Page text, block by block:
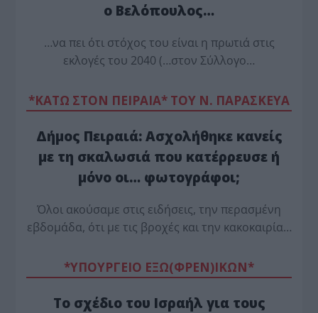
ο Βελόπουλος…
…να πει ότι στόχος του είναι η πρωτιά στις
εκλογές του 2040 (…στον Σύλλογο…
*ΚΑΤΩ ΣΤΟΝ ΠΕΙΡΑΙΑ* ΤΟΥ Ν. ΠΑΡΑΣΚΕΥΑ
Δήμος Πειραιά: Ασχολήθηκε κανείς
με τη σκαλωσιά που κατέρρευσε ή
μόνο οι… φωτογράφοι;
Όλοι ακούσαμε στις ειδήσεις, την περασμένη
εβδομάδα, ότι με τις βροχές και την κακοκαιρία…
*ΥΠΟΥΡΓΕΙΟ ΕΞΩ(ΦΡΕΝ)ΙΚΩΝ*
Το σχέδιο του Ισραήλ για τους